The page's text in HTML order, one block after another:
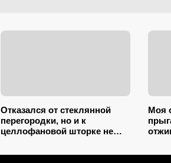
Отказался от стеклянной
перегородки, но и к
целлофановой шторке не
Моя